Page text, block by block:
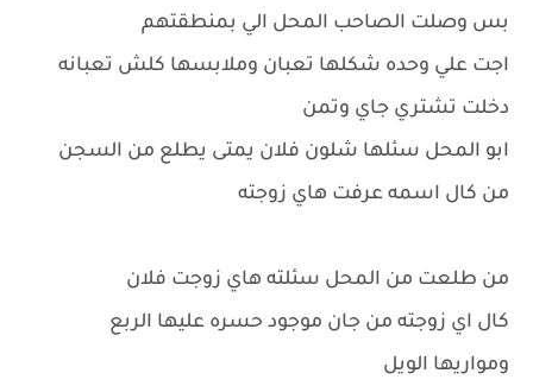
بس وصلت الصاحب المحل الي بمنطقتهم
اجت علي وحده شكلها تعبان وملابسها كلش تعبانه
دخلت تشتري جاي وتمن
ابو المحل سئلها شلون فلان يمتى يطلع من السجن
من كال اسمه عرفت هاي زوجته
من طلعت من المحل سئلته هاي زوجت فلان
كال اي زوجته من جان موجود حسره عليها الربع
ومواريها الويل